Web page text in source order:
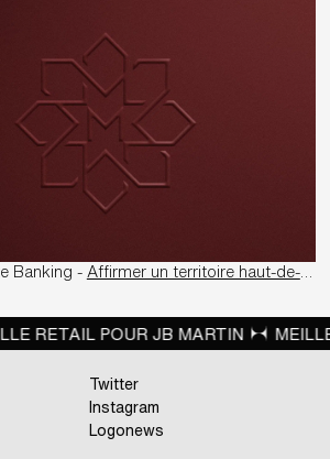
Banking -Affirmer un territoire haut-de-gamme et exclusif
POUR JB MARTIN MEILLEURS
Twitter
Instagram
Logonews